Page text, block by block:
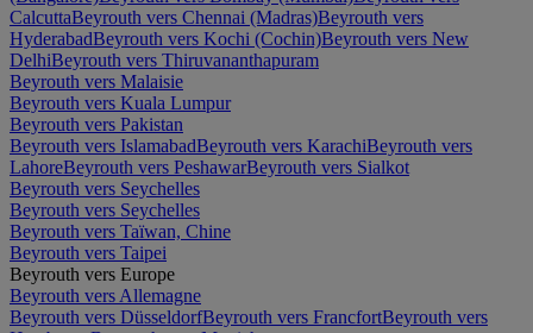
CalcuttaBeyrouth vers Chennai (Madras)Beyrouth vers
HyderabadBeyrouth vers Kochi (Cochin)Beyrouth vers New
DelhiBeyrouth vers Thiruvananthapuram
Beyrouth vers Malaisie
Beyrouth vers Kuala Lumpur
Beyrouth vers Pakistan
Beyrouth vers IslamabadBeyrouth vers KarachiBeyrouth vers
LahoreBeyrouth vers PeshawarBeyrouth vers Sialkot
Beyrouth vers Seychelles
Beyrouth vers Seychelles
Beyrouth vers Taïwan, Chine
Beyrouth vers Taipei
Beyrouth vers Europe
Beyrouth vers Allemagne
Beyrouth vers DüsseldorfBeyrouth vers FrancfortBeyrouth vers